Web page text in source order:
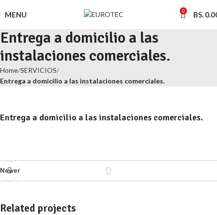
MENU 0 BS.
Entrega a domicilio a las
instalaciones comerciales.
Home SERVICIOS
Entrega a domicilio a las instalaciones comerciales.
Entrega a domicilio a las instalaciones comerciales.
Newer
Related projects